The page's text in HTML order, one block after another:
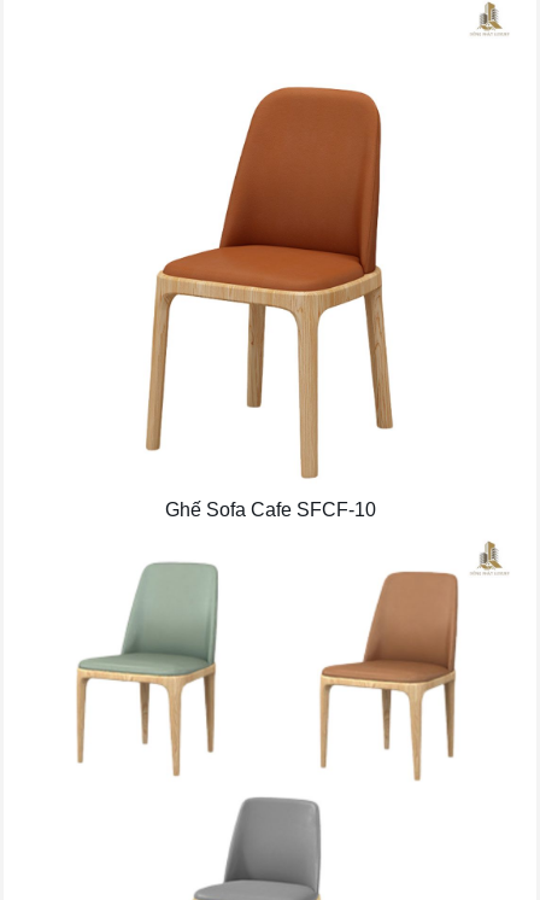
Ghế Sofa Cafe SFCF-10